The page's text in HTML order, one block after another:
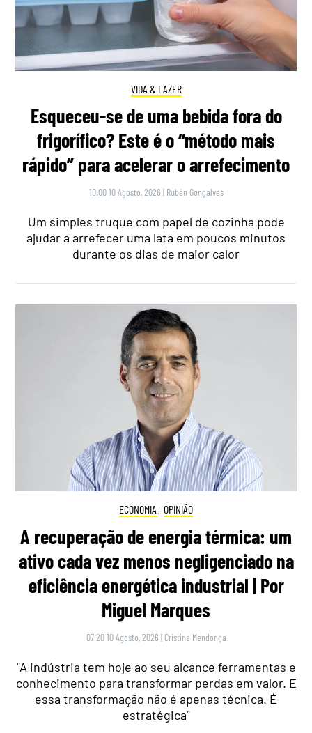
VIDA & LAZER
Esqueceu-se de uma bebida fora do
frigorífico? Este é o “método mais
rápido” para acelerar o arrefecimento
10:00 10 Agosto, 2026 | Rubén Gonçalves
Um simples truque com papel de cozinha pode
ajudar a arrefecer uma lata em poucos minutos
durante os dias de maior calor
ECONOMIA , OPINIÃO
A recuperação de energia térmica: um
ativo cada vez menos negligenciado na
eficiência energética industrial | Por
Miguel Marques
07:20 10 Agosto, 2026 | Cristina Mendonça
"A indústria tem hoje ao seu alcance ferramentas e
conhecimento para transformar perdas em valor. E
essa transformação não é apenas técnica. É
estratégica"